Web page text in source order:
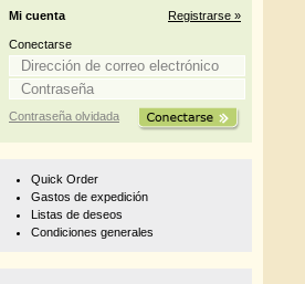
Mi cuenta Registrarse »
Conectarse
Contraseña olvidada
Quick Order
Gastos de expedición
Listas de deseos
Condiciones generales